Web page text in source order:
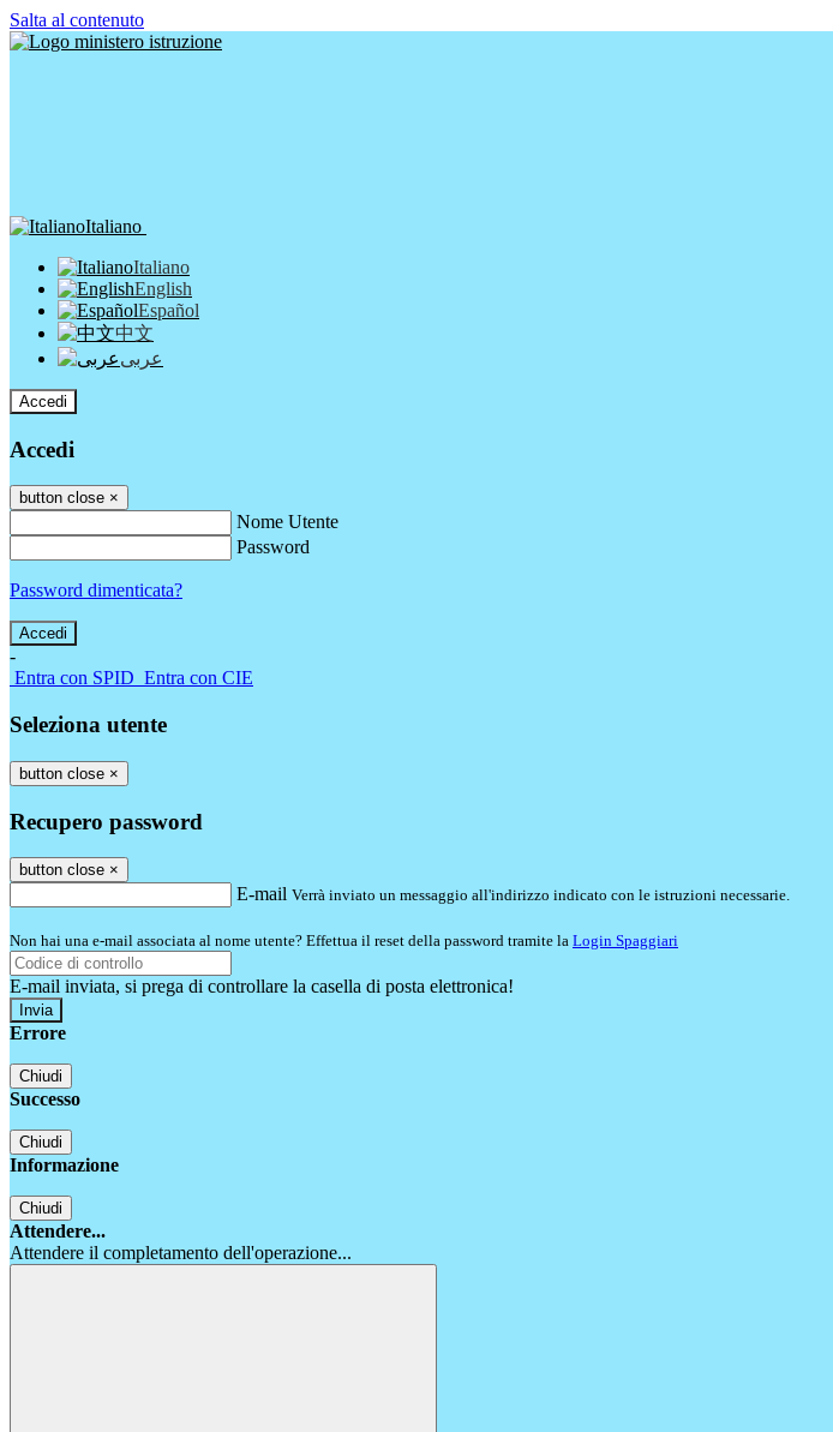
Salta al contenuto
Italiano
Italiano
English
Español
中文
عربى
Accedi
Accedi
button close ×
Nome Utente
Password
Password dimenticata?
-
Entra con SPID Entra con CIE
Seleziona utente
button close ×
Recupero password
button close ×
E-mail Verrà inviato un messaggio all'indirizzo indicato con le istruzioni necessarie.
Non hai una e-mail associata al nome utente? Effettua il reset della password tramite la Login Spaggiari
E-mail inviata, si prega di controllare la casella di posta elettronica!
Errore
Chiudi
Successo
Chiudi
Informazione
Chiudi
Attendere...
Attendere il completamento dell'operazione...